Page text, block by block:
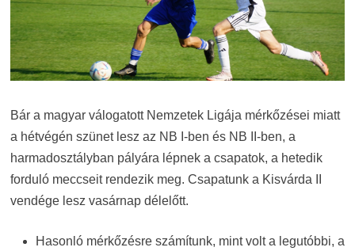
Bár a magyar válogatott Nemzetek Ligája mérkőzései miatt
a hétvégén szünet lesz az NB I-ben és NB II-ben, a
harmadosztályban pályára lépnek a csapatok, a hetedik
forduló meccseit rendezik meg. Csapatunk a Kisvárda II
vendége lesz vasárnap délelőtt.
Hasonló mérkőzésre számítunk, mint volt a legutóbbi, a